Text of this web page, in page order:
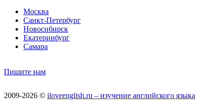
Москва
Санкт-Петербург
Новосибирск
Екатеринбург
Самара
Пишите нам
2009-2026 © iloveenglish.ru – изучение английского языка